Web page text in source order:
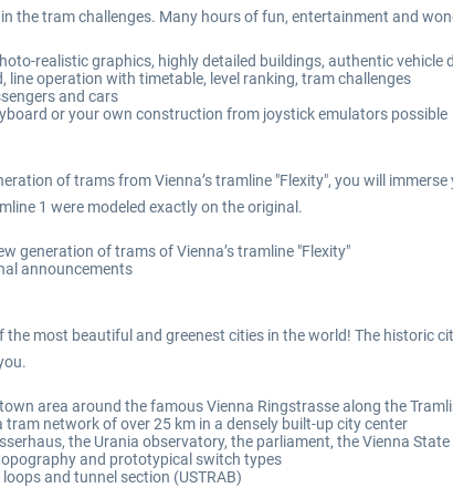
the tram challenges. Many hours of fun, entertainment and
realistic graphics, highly detailed buildings, authentic vehicle
line operation with timetable, level ranking, tram challenges
and cars
or your own construction from joystick emulators possible
of trams from Vienna’s tramline "Flexity", you will
1 were modeled exactly on the original.
generation of trams of Vienna’s tramline "Flexity"
announcements
the most beautiful and greenest cities in the world! The
area around the famous Vienna Ringstrasse along the
tram network of over 25 km in a densely built-up city center
the Urania observatory, the parliament, the Vienna
and prototypical switch types
and tunnel section (USTRAB)